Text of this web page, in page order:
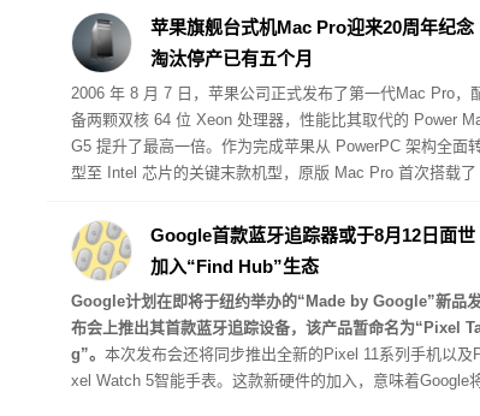
苹果旗舰台式机Mac Pro迎来20周年纪念
淘汰停产已有五个月
2006 年 8 月 7 日，苹果公司正式发布了第一代Mac Pro，
备两颗双核 64 位 Xeon 处理器，性能比其取代的 Power
G5 提升了最高一倍。作为完成苹果从 PowerPC 架构全面
型至 Intel 芯片的关键末款机型，原版 Mac Pro 首次搭载了
Google首款蓝牙追踪器或于8月12日面世
加入“Find Hub”生态
Google计划在即将于纽约举办的“Made by Google”新品
布会上推出其首款蓝牙追踪设备，该产品暂命名为“Pixel
g”。 本次发布会还将同步推出全新的Pixel 11系列手机以及
xel Watch 5智能手表。这款新硬件的加入，意味着Google